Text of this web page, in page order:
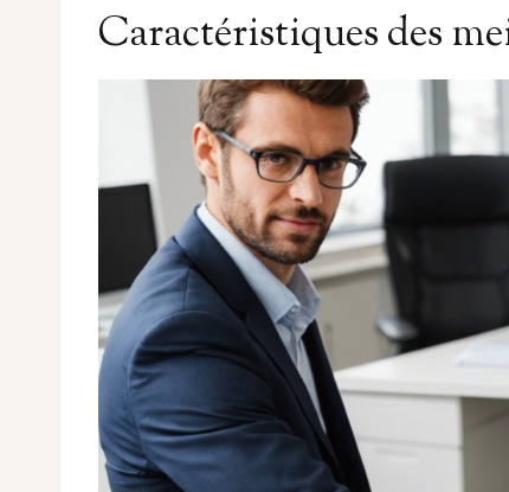
Caractéristiques des